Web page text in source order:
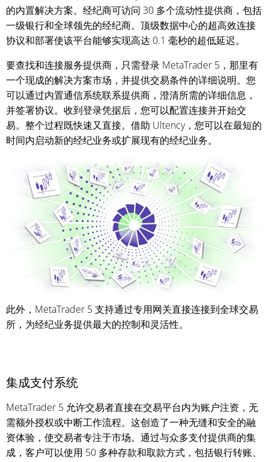
的内置解决方案。经纪商可访问 30 多个流动性提供商，包括
一级银行和全球领先的经纪商。顶级数据中心的超高效连接
协议和部署使该平台能够实现高达 0.1 毫秒的超低延迟。
要查找和连接服务提供商，只需登录 MetaTrader 5，那里有
一个现成的解决方案市场，并提供交易条件的详细说明。您
可以通过内置通信系统联系提供商，澄清所需的详细信息，
并签署协议。收到登录凭据后，您可以配置连接并开始交
易。整个过程既快速又直接。借助 Ultency，您可以在最短的
时间内启动新的经纪业务或扩展现有的经纪业务。
此外，MetaTrader 5 支持通过专用网关直接连接到全球交易
所，为经纪业务提供最大的控制和灵活性。
集成支付系统
MetaTrader 5 允许交易者直接在交易平台内为账户注资，无
需额外授权或中断工作流程。这创造了一种无缝和安全的融
资体验，使交易者专注于市场。通过与众多支付提供商的集
成，客户可以使用 50 多种存款和取款方式，包括银行转账、